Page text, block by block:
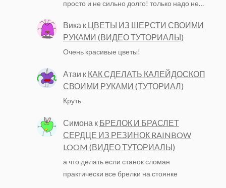
просто и не сильно долго! только надо не…
Вика к ЦВЕТЫ ИЗ ШЕРСТИ СВОИМИ
РУКАМИ (ВИДЕО ТУТОРИАЛЫ)
Очень красивые цветы!
Атаи к КАК СДЕЛАТЬ КАЛЕЙДОСКОП
СВОИМИ РУКАМИ (ТУТОРИАЛ)
Круть
Симона к БРЕЛОК И БРАСЛЕТ
СЕРДЦЕ ИЗ РЕЗИНОК RAINBOW
LOOM (ВИДЕО ТУТОРИАЛЫ)
а что делать если станок сломан
практически все брелки на стоянке